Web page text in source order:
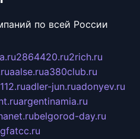
по всей России
2864420.ru2rich.ru
aalse.rua380club.ru
adler-jun.ruadonyev.ru
argentinamia.ru
belgorod-day.ru